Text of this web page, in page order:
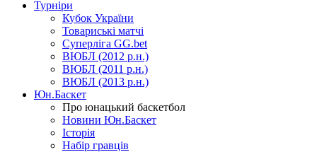
Турніри
Кубок України
Товариські матчі
Суперліга GG.bet
ВЮБЛ (2012 р.н.)
ВЮБЛ (2011 р.н.)
ВЮБЛ (2013 р.н.)
Юн.Баскет
Про юнацький баскетбол
Новини Юн.Баскет
Історія
Набір гравців